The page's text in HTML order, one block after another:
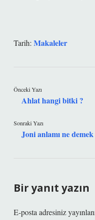
Tarih: Makaleler
Önceki Yazı
Ahlat hangi bitki ?
Sonraki Yazı
Joni anlamı ne demek
Bir yanıt yazın
E-posta adresiniz